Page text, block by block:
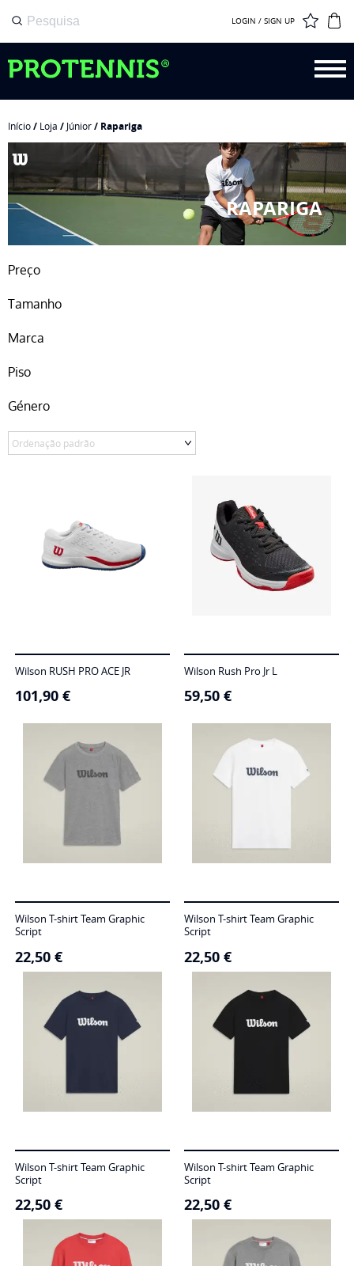
LOGIN / SIGN UP
Início/ Loja / Júnior/ Rapariga
RAPARIGA
Preço
Tamanho
Marca
Piso
Género
Wilson RUSH PRO ACE JR
101,90 €
Wilson Rush Pro Jr L
59,50 €
Wilson T-shirt Team Graphic
Script
22,50 €
Wilson T-shirt Team Graphic
Script
22,50 €
Wilson T-shirt Team Graphic
Script
22,50 €
Wilson T-shirt Team Graphic
Script
22,50 €